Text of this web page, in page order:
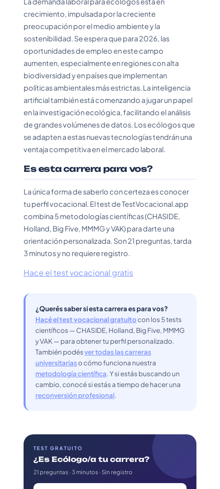
crecimiento, impulsada por la creciente
preocupación por el medio ambiente y la
sostenibilidad. Se espera que para 2026, las
oportunidades de empleo en este campo
aumenten, especialmente en regiones con alta
biodiversidad y en países que implementan
políticas ambientales más estrictas. La inteligencia
artificial también está comenzando a jugar un papel
en la investigación ecológica, facilitando el análisis
de grandes volúmenes de datos. Los ecólogos que
se adapten a estas nuevas tecnologías tendrán una
ventaja competitiva en el mercado laboral.
Es esta carrera para vos?
La única forma de saberlo con certeza es conocer
tu perfil vocacional. El test de TestVocacional.app
combina 5 metodologías científicas (CHASIDE,
Holland, Big Five, MMMG y VAK) para darte una
orientación personalizada. Son 21 preguntas, tarda
3 minutos y no requiere registro.
Hace el test vocacional gratis
¿Querés saber si esta carrera es para vos?
Hacé el test vocacional gratuitocon los 5 tests
científicos — CHASIDE, Holland, Big Five, MMMG
y VAK — para obtener tu perfil personalizado.
También podésver todas las carreras
universitariaso cómo funciona nuestra
metodología científica. Y si estás buscando un
cambio, conocé si estás a tiempo de hacer una
reconversión profesional.
TEST GRATUITO
¿Es Ecólogo/a tu carrera?
21 preguntas · 3 minutos · Sin registro